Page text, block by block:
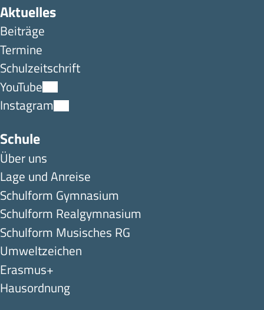
Aktuelles
Beiträge
Termine
Schulzeitschrift
YouTube
Instagram
Schule
Über uns
Lage und Anreise
Schulform Gymnasium
Schulform Realgymnasium
Schulform Musisches RG
Umweltzeichen
Erasmus+
Hausordnung